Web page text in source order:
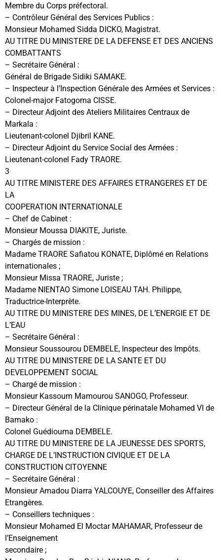
Membre du Corps préfectoral.
– Contrôleur Général des Services Publics :
Monsieur Mohamed Sidda DICKO, Magistrat.
AU TITRE DU MINISTERE DE LA DEFENSE ET DES ANCIENS
COMBATTANTS
– Secrétaire Général :
Général de Brigade Sidiki SAMAKE.
– Inspecteur à l’Inspection Générale des Armées et Services :
Colonel-major Fatogoma CISSE.
– Directeur Adjoint des Ateliers Militaires Centraux de
Markala :
Lieutenant-colonel Djibril KANE.
– Directeur Adjoint du Service Social des Armées :
Lieutenant-colonel Fady TRAORE.
3
AU TITRE MINISTERE DES AFFAIRES ETRANGERES ET DE
LA
COOPERATION INTERNATIONALE
– Chef de Cabinet :
Monsieur Moussa DIAKITE, Juriste.
– Chargés de mission :
Madame TRAORE Safiatou KONATE, Diplômé en Relations
internationales ;
Monsieur Missa TRAORE, Juriste ;
Madame NIENTAO Simone LOISEAU TAH. Philippe,
Traductrice-Interprète.
AU TITRE DU MINISTERE DES MINES, DE L’ENERGIE ET DE
L’EAU
– Secrétaire Général :
Monsieur Soussourou DEMBELE, Inspecteur des Impôts.
AU TITRE DU MINISTERE DE LA SANTE ET DU
DEVELOPPEMENT SOCIAL
– Chargé de mission :
Monsieur Kassoum Mamourou SANOGO, Professeur.
– Directeur Général de la Clinique périnatale Mohamed VI de
Bamako :
Colonel Guédiouma DEMBELE.
AU TITRE DU MINISTERE DE LA JEUNESSE DES SPORTS,
CHARGE DE L’INSTRUCTION CIVIQUE ET DE LA
CONSTRUCTION CITOYENNE
– Secrétaire Général :
Monsieur Amadou Diarra YALCOUYE, Conseiller des Affaires
Etrangères.
– Conseillers techniques :
Monsieur Mohamed El Moctar MAHAMAR, Professeur de
l’Enseignement
secondaire ;